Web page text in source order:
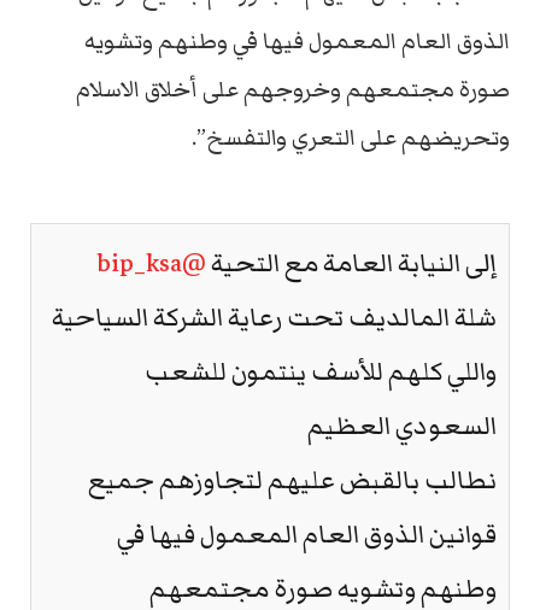
الذوق العام المعمول فيها في وطنهم وتشويه
صورة مجتمعهم وخروجهم على أخلاق الاسلام
وتحريضهم على التعري والتفسخ”.
إلى النيابة العامة مع التحية@bip_ksa
شلة المالديف تحت رعاية الشركة السياحية
واللي كلهم للأسف ينتمون للشعب
السعودي العظيم
نطالب بالقبض عليهم لتجاوزهم جميع
قوانين الذوق العام المعمول فيها في
وطنهم وتشويه صورة مجتمعهم